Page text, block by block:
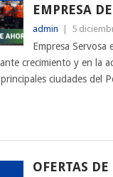
EMPRESA
admin 5
Empresa Servosa
crecimiento y en la
ciudades del
OFERTAS